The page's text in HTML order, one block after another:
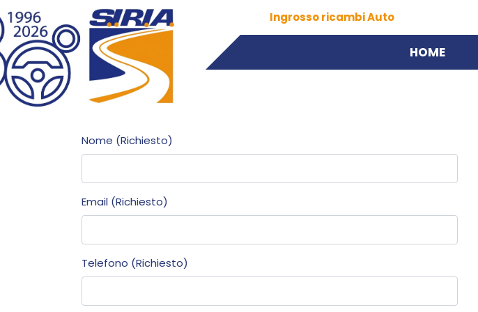
Ingrosso ricambi Auto
HOME
Nome (Richiesto)
Email (Richiesto)
Telefono (Richiesto)